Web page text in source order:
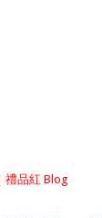
禮品紅 Blog